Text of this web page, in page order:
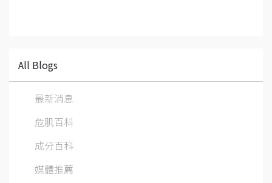
All Blogs
最新消息
危肌百科
成分百科
媒體推薦